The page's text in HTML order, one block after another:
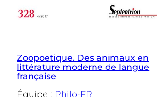
Zoopoétique. Des animaux en
littérature moderne de langue
française
Équipe : Philo-FR